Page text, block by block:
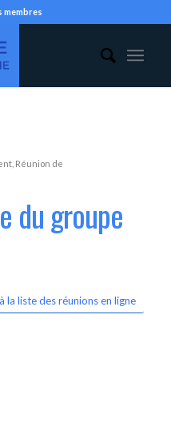
membres
, Réunion de
du groupe
la liste des réunions en ligne